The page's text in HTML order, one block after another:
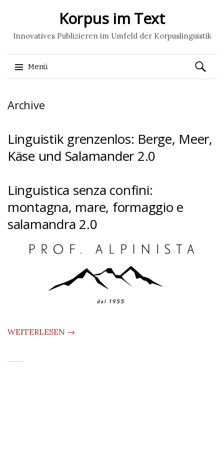
Korpus im Text
Innovatives Publizieren im Umfeld der Korpuslinguistik
Menü
zum
Suchen
nach:
Archive
Linguistik grenzenlos: Berge, Meer,
Käse und Salamander 2.0
Linguistica senza confini:
montagna, mare, formaggio e
salamandra 2.0
WEITERLESEN →